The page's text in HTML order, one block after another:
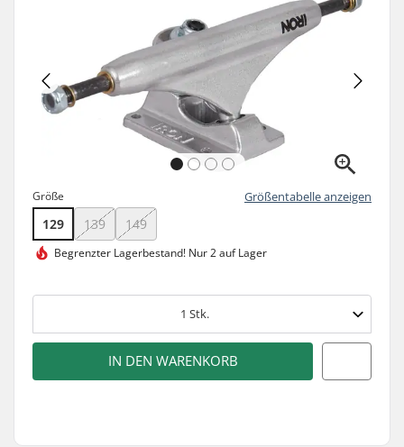
Größe Größentabelle anzeigen
129 139 149
Begrenzter Lagerbestand! Nur 2 auf Lager
1 Stk.
IN DEN WARENKORB